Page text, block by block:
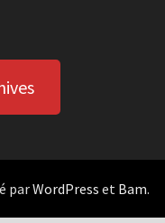
parWordPress et Bam.